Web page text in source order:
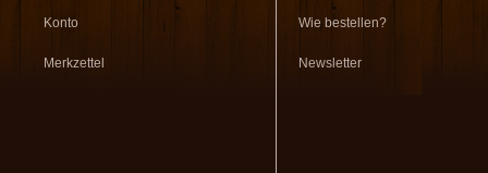
Konto
Merkzettel
Wie bestellen?
Newsletter